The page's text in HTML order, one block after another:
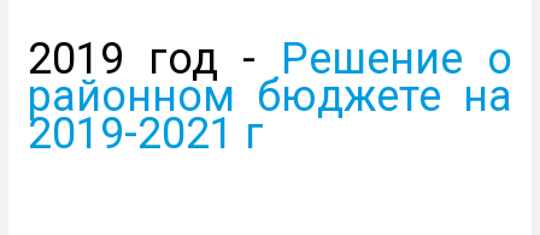
2019 год - Решение о
районном бюджете на
2019-2021 г